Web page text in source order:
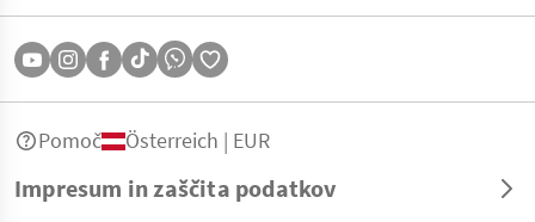
Impresum in zaščita podatkov
Pomoč Österreich | EUR